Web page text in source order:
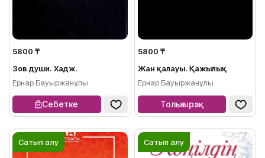
5800 ₸
Зов души. Хадж.
Ернар Бауыржанұлы
Себетке
5800 ₸
Жан қалауы. Қажылық
Ернар Бауыржанұлы
Толығырақ
Сатып алу Сатып алу